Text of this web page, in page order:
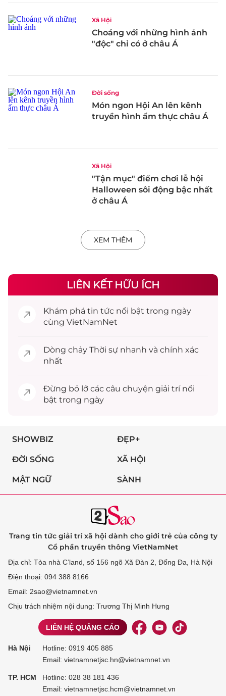
Xã Hội
Choáng với những hình ảnh
"độc" chỉ có ở châu Á
Đời sống
Món ngon Hội An lên kênh
truyền hình ẩm thực châu Á
Xã Hội
"Tận mục" điểm chơi lễ hội
Halloween sôi động bậc nhất
ở châu Á
XEM THÊM
LIÊN KẾT HỮU ÍCH
Khám phá tin tức nổi bật trong ngày
cùng VietNamNet
Dòng chảy Thời sự nhanh và chính xác
nhất
Đừng bỏ lỡ các câu chuyện giải trínổi
bật trong ngày
SHOWBIZ ĐẸP+
ĐỜI SỐNG XÃ HỘI
MẬT NGỮ SÀNH
Trang tin tức giải trí xã hội dành cho giới trẻ của công ty
Cổ phần truyền thông VietNamNet
Địa chỉ: Tòa nhà C’land, số 156 ngõ Xã Đàn 2, Đống Đa, Hà Nội
Điện thoại: 094 388 8166
Email: 2sao@vietnamnet.vn
Chịu trách nhiệm nội dung: Trương Thị Minh Hưng
LIÊN HỆ QUẢNG CÁO
Hà Nội Hotline: 0919 405 885
Email: vietnamnetjsc.hn@vietnamnet.vn
TP. HCM Hotline: 028 38 181 436
Email: vietnamnetjsc.hcm@vietnamnet.vn